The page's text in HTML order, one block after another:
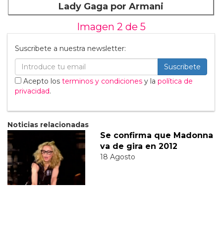
Lady Gaga por Armani
Imagen 2 de 5
Suscribete a nuestra newsletter:
Suscribete
Acepto los terminos y condiciones y la política de
privacidad.
Noticias relacionadas
Se confirma que Madonna
va de gira en 2012
18 Agosto